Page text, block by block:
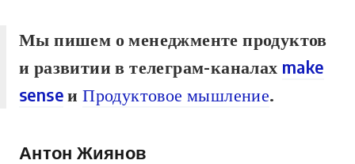
Мы пишем о менеджменте продуктов
и развитии в телеграм-каналах make
senseиПродуктовое мышление.
Антон Жиянов